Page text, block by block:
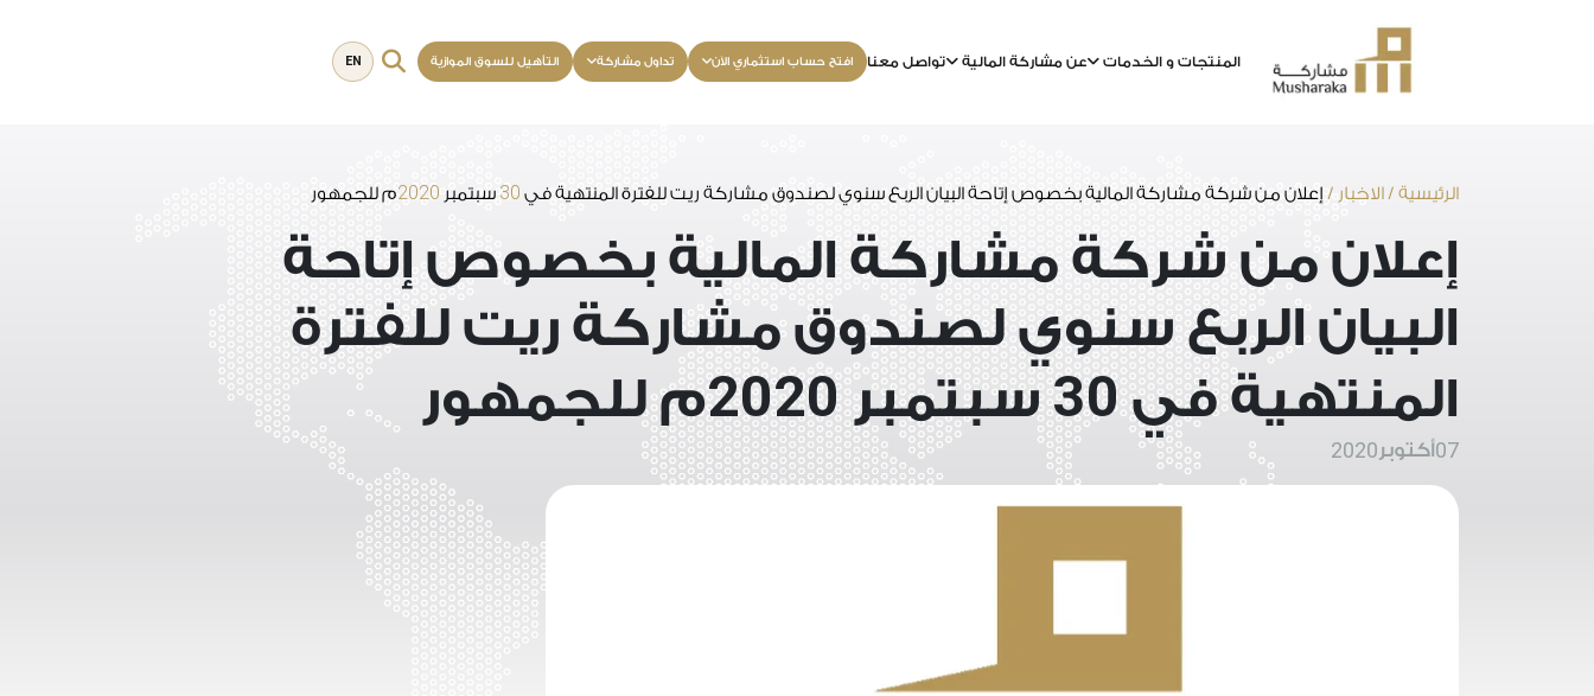
المنتجات و الخدمات عن مشاركة المالية تواصل معنا افتح حساب استثماري الآن تداول مشاركة التأهيل للسوق الموازية EN
الرئيسية /الاخبار / إعلان من شركة مشاركة المالية بخصوص إتاحة البيان الربع سنوي لصندوق مشاركة ريت للفترة المنتهية في 30 سبتمبر 2020م للجمهور
إعلان من شركة مشاركة المالية بخصوص إتاحة
البيان الربع سنوي لصندوق مشاركة ريت للفترة
المنتهية في30سبتمبر2020م للجمهور
07أكتوبر 2020